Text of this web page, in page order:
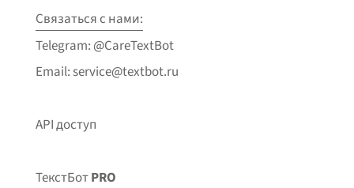
Связаться с нами:
Telegram: @CareTextBot
Email: service@textbot.ru
API доступ
ТекстБотPRO